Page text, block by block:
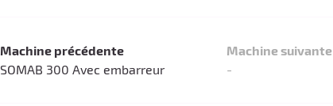
Machine précédente
SOMAB 300 Avec embarreur
Machine suivante
-